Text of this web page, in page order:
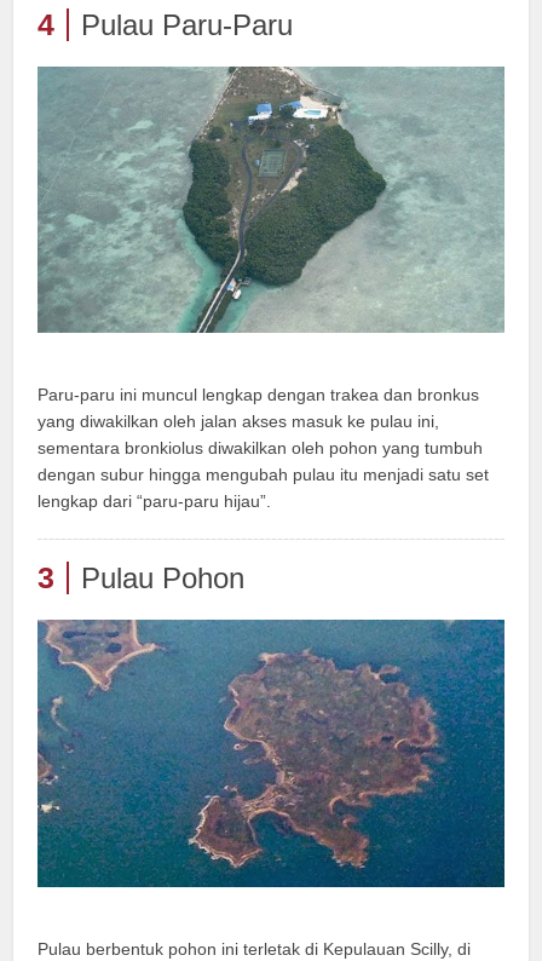
4 Pulau Paru-Paru
Paru-paru ini muncul lengkap dengan trakea dan bronkus
yang diwakilkan oleh jalan akses masuk ke pulau ini,
sementara bronkiolus diwakilkan oleh pohon yang tumbuh
dengan subur hingga mengubah pulau itu menjadi satu set
lengkap dari “paru-paru hijau”.
3 Pulau Pohon
Pulau berbentuk pohon ini terletak di Kepulauan Scilly, di